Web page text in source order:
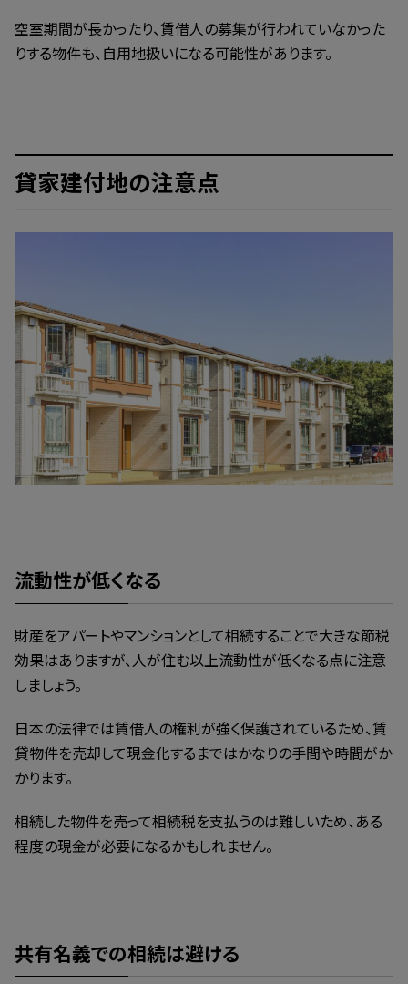
空室期間が長かったり、賃借人の募集が行われていなかった
りする物件も、自用地扱いになる可能性があります。
貸家建付地の注意点
流動性が低くなる
財産をアパートやマンションとして相続することで大きな節税
効果はありますが、人が住む以上流動性が低くなる点に注意
しましょう。
日本の法律では賃借人の権利が強く保護されているため、賃
貸物件を売却して現金化するまではかなりの手間や時間がか
かります。
相続した物件を売って相続税を支払うのは難しいため、ある
程度の現金が必要になるかもしれません。
共有名義での相続は避ける